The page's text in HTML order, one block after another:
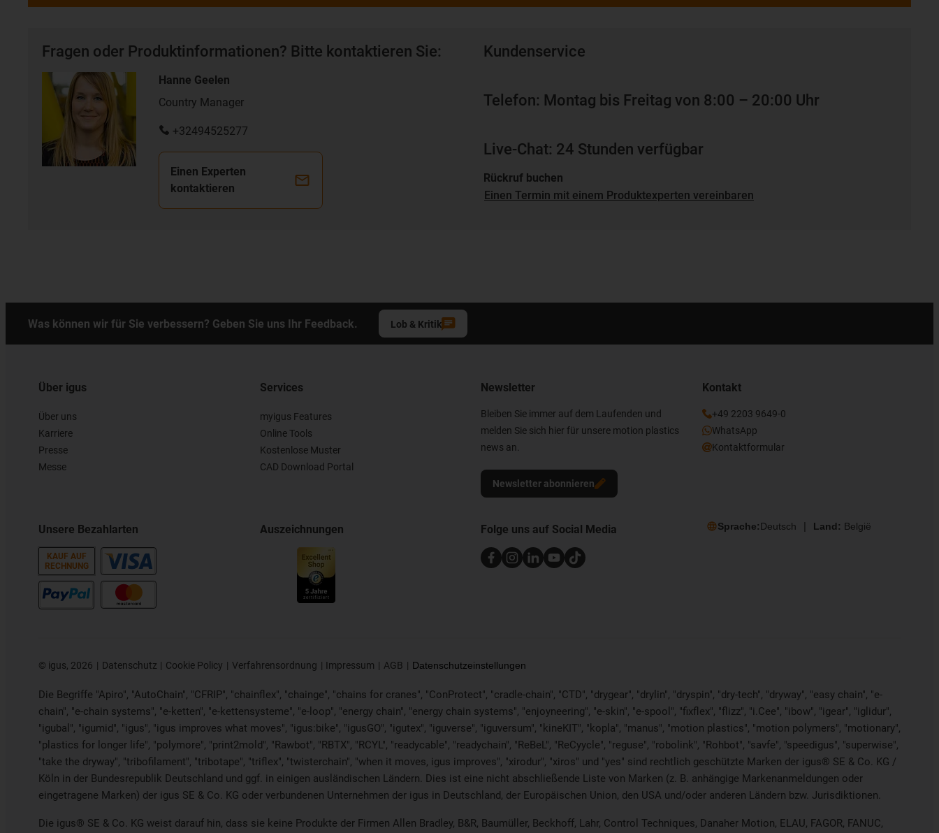
Fragen oder Produktinformationen? Bitte kontaktieren Sie:
Hanne Geelen
Country Manager
+32494525277
Einen Experten
kontaktieren
Kundenservice
Telefon: Montag bis Freitag von 8:00 – 20:00 Uhr
Live-Chat: 24 Stunden verfügbar
Rückruf buchen
Einen Termin mit einem Produktexperten vereinbaren
Was können wir für Sie verbessern? Geben Sie uns Ihr Feedback. Lob & Kritik
Über igus
Über uns
Karriere
Presse
Messe
Unsere Bezahlarten
KAUF AUF
RECHNUNG
Services
myigus Features
Online Tools
Kostenlose Muster
CAD Download Portal
Auszeichnungen
Newsletter
Bleiben Sie immer auf dem Laufenden und
melden Sie sich hier für unsere motion plastics
news an.
Newsletter abonnieren
Kontakt
+49 2203 9649-0
WhatsApp
Kontaktformular
Folge uns auf Social Media Sprache:Deutsch Land: België
© igus, 2026 Datenschutz Cookie Policy Verfahrensordnung Impressum AGB Datenschutzeinstellungen
Die Begriffe "Apiro", "AutoChain", "CFRIP", "chainflex", "chainge", "chains for cranes", "ConProtect", "cradle-chain", "CTD", "drygear", "drylin", "dryspin", "dry-tech", "dryway", "easy chain", "e-
chain", "e-chain systems", "e-ketten", "e-kettensysteme", "e-loop", "energy chain", "energy chain systems", "enjoyneering", "e-skin", "e-spool", "fixflex", "flizz", "i.Cee", "ibow", "igear", "iglidur",
"igubal", "igumid", "igus", "igus improves what moves", "igus:bike", "igusGO", "igutex", "iguverse", "iguversum", "kineKIT", "kopla", "manus", "motion plastics", "motion polymers", "motionary",
"plastics for longer life", "polymore", "print2mold", "Rawbot", "RBTX", "RCYL", "readycable", "readychain", "ReBeL", "ReCyycle", "reguse", "robolink", "Rohbot", "savfe", "speedigus", "superwise",
"take the dryway", "tribofilament", "tribotape", "triflex", "twisterchain", "when it moves, igus improves", "xirodur", "xiros" und "yes" sind rechtlich geschützte Marken der igus® SE & Co. KG /
Köln in der Bundesrepublik Deutschland und ggf. in einigen ausländischen Ländern. Dies ist eine nicht abschließende Liste von Marken (z. B. anhängige Markenanmeldungen oder
eingetragene Marken) der igus SE & Co. KG oder verbundenen Unternehmen der igus in Deutschland, der Europäischen Union, den USA und/oder anderen Ländern bzw. Jurisdiktionen.
Die igus® SE & Co. KG weist darauf hin, dass sie keine Produkte der Firmen Allen Bradley, B&R, Baumüller, Beckhoff, Lahr, Control Techniques, Danaher Motion, ELAU, FAGOR, FANUC,